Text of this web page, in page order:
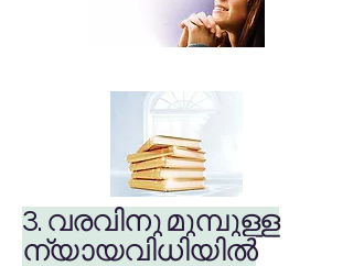
3. വരവിനു മുമ്പുള്ള
ന്യായവിധിയിൽ